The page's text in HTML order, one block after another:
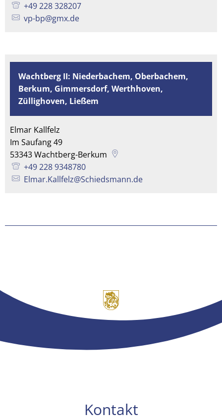
+49 228 328207
vp-bp@gmx.de
Wachtberg II: Niederbachem, Oberbachem,
Berkum, Gimmersdorf, Werthhoven,
Züllighoven, Ließem
Elmar Kallfelz
Im Saufang 49
53343Wachtberg-Berkum
+49 228 9348780
Elmar.Kallfelz@Schiedsmann.de
Kontakt